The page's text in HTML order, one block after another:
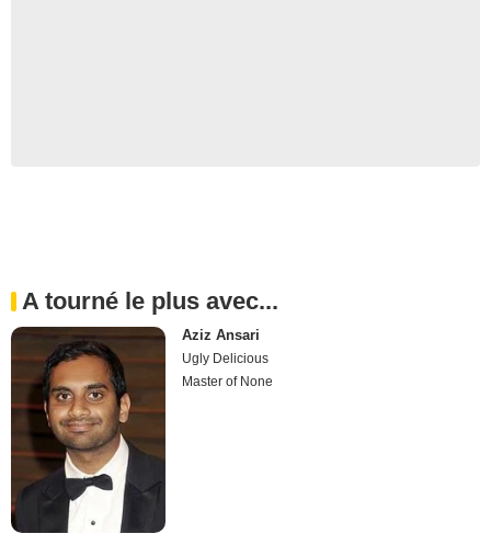
A tourné le plus avec...
Aziz Ansari
Ugly Delicious
Master of None